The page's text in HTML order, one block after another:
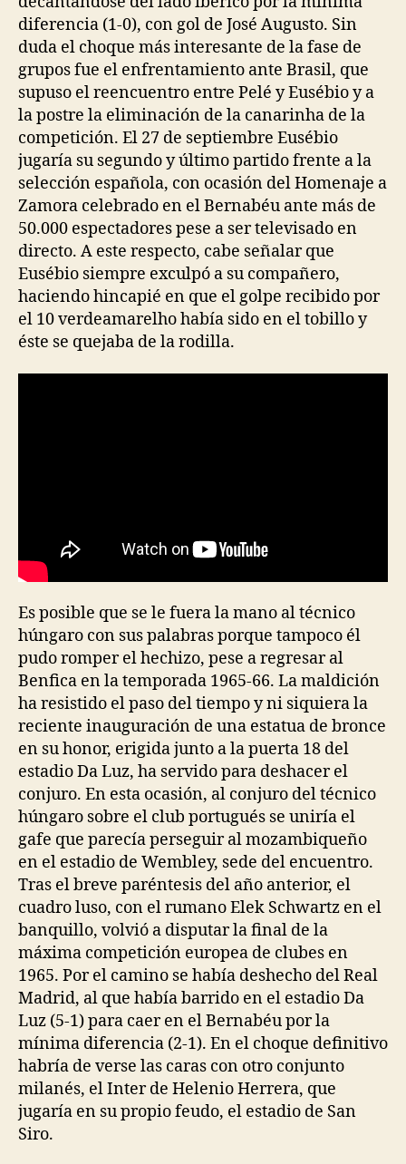
diferencia (1-0), con gol de José Augusto. Sin
duda el choque más interesante de la fase de
grupos fue el enfrentamiento ante Brasil, que
supuso el reencuentro entre Pelé y Eusébio y a
la postre la eliminación de la canarinha de la
competición. El 27 de septiembre Eusébio
jugaría su segundo y último partido frente a la
selección española, con ocasión del Homenaje a
Zamora celebrado en el Bernabéu ante más de
50.000 espectadores pese a ser televisado en
directo. A este respecto, cabe señalar que
Eusébio siempre exculpó a su compañero,
haciendo hincapié en que el golpe recibido por
el 10 verdeamarelho había sido en el tobillo y
éste se quejaba de la rodilla.
Es posible que se le fuera la mano al técnico
húngaro con sus palabras porque tampoco él
pudo romper el hechizo, pese a regresar al
Benfica en la temporada 1965-66. La maldición
ha resistido el paso del tiempo y ni siquiera la
reciente inauguración de una estatua de bronce
en su honor, erigida junto a la puerta 18 del
estadio Da Luz, ha servido para deshacer el
conjuro. En esta ocasión, al conjuro del técnico
húngaro sobre el club portugués se uniría el
gafe que parecía perseguir al mozambiqueño
en el estadio de Wembley, sede del encuentro.
Tras el breve paréntesis del año anterior, el
cuadro luso, con el rumano Elek Schwartz en el
banquillo, volvió a disputar la final de la
máxima competición europea de clubes en
1965. Por el camino se había deshecho del Real
Madrid, al que había barrido en el estadio Da
Luz (5-1) para caer en el Bernabéu por la
mínima diferencia (2-1). En el choque definitivo
habría de verse las caras con otro conjunto
milanés, el Inter de Helenio Herrera, que
jugaría en su propio feudo, el estadio de San
Siro.